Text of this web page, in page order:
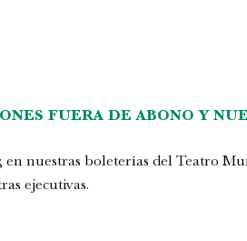
FUERA DE ABONO Y
; en nuestras boleterías del Teatro
ejecutivas.